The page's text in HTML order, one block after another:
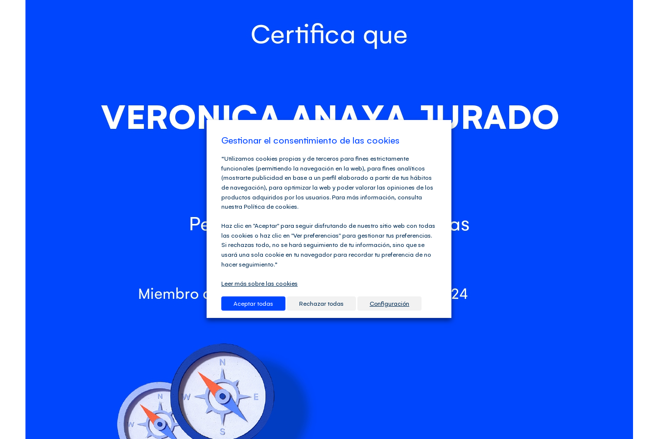
Gestionar el consentimiento de las cookies
“Utilizamos cookies propias y de terceros para fines estrictamente
funcionales (permitiendo la navegación en la web), para fines analíticos
(mostrarte publicidad en base a un perfil elaborado a partir de tus hábitos
de navegación), para optimizar la web y poder valorar las opiniones de los
productos adquiridos por los usuarios. Para más información, consulta
nuestra Política de cookies.
Haz clic en "Aceptar" para seguir disfrutando de nuestro sitio web con todas
las cookies o haz clic en "Ver preferencias" para gestionar tus preferencias.
Si rechazas todo, no se hará seguimiento de tu información, sino que se
usará una sola cookie en tu navegador para recordar tu preferencia de no
hacer seguimiento.”
Leer más sobre las cookies
Aceptar todas Rechazar todas Configuración